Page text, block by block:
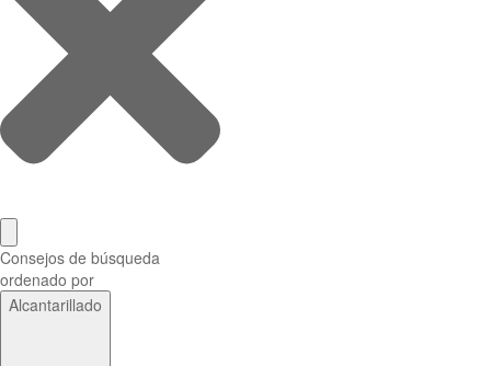
Consejos de búsqueda
ordenado por
Alcantarillado